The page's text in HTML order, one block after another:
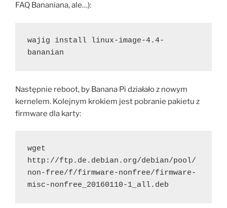
FAQ Bananiana, ale…):
wajig install linux-image-4.4-
bananian
Następnie reboot, by Banana Pi działało z nowym
kernelem. Kolejnym krokiem jest pobranie pakietu z
firmware dla karty:
wget
http://ftp.de.debian.org/debian/pool/
non-free/f/firmware-nonfree/firmware-
misc-nonfree_20160110-1_all.deb